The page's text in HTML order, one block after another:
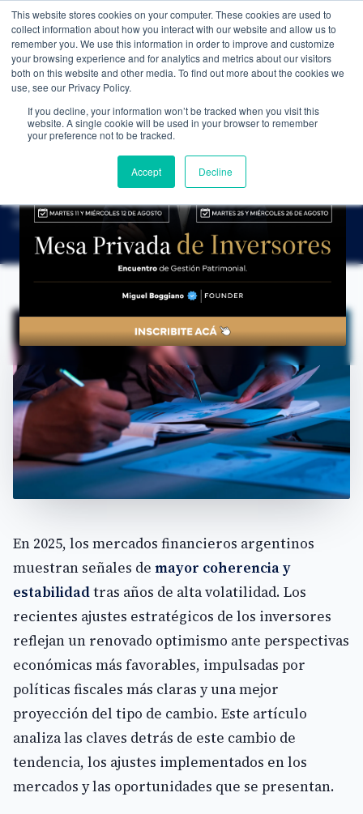
This website stores cookies on your computer. These cookies are used to
collect information about how you interact with our website and allow us to
remember you. We use this information in order to improve and customize
your browsing experience and for analytics and metrics about our visitors
both on this website and other media. To find out more about the cookies we
use, see our Privacy Policy.
If you decline, your information won’t be tracked when you visit this
website. A single cookie will be used in your browser to remember
your preference not to be tracked.
Accept Decline
WEALTH MANAGEMENT CDI MEMBRESÍA
NOTICIAS →
EDUCACIÓN FINANCIERA
2025 prometedor para los mercados
argentinos: los inversores ajustan
estrategias
CDI Club de Inversores·13 de enero de 2025
En 2025, los mercados financieros argentinos
muestran señales de mayor coherencia y
estabilidadtras años de alta volatilidad. Los
recientes ajustes estratégicos de los inversores
reflejan un renovado optimismo ante perspectivas
económicas más favorables, impulsadas por
políticas fiscales más claras y una mejor
proyección del tipo de cambio. Este artículo
analiza las claves detrás de este cambio de
tendencia, los ajustes implementados en los
mercados y las oportunidades que se presentan.